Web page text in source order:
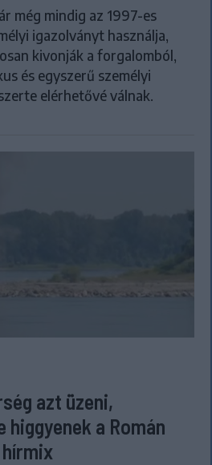
még mindig az 1997-es
igazolványt használja,
kivonják a forgalomból,
és egyszerű személyi
elérhetővé válnak.
azt üzeni,
higgyenek a Román
hírmix